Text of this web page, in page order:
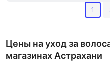
1
Цены на уход за
магазинах Астрахани